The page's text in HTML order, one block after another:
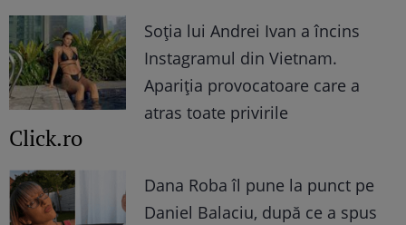
Soția lui Andrei Ivan a încins
Instagramul din Vietnam.
Apariția provocatoare care a
atras toate privirile
Click.ro
Dana Roba îl pune la punct pe
Daniel Balaciu, după ce a spus